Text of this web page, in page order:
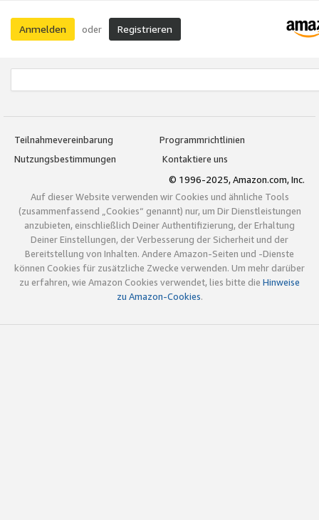
Anmelden oder Registrieren
Teilnahmevereinbarung
Programmrichtlinien
Nutzungsbestimmungen
Kontaktiere uns
© 1996-2025, Amazon.com, Inc.
Auf dieser Website verwenden wir Cookies und ähnliche Tools
(zusammenfassend „Cookies“ genannt) nur, um Dir Dienstleistungen
anzubieten, einschließlich Deiner Authentifizierung, der Erhaltung
Deiner Einstellungen, der Verbesserung der Sicherheit und der
Bereitstellung von Inhalten. Andere Amazon-Seiten und -Dienste
können Cookies für zusätzliche Zwecke verwenden. Um mehr darüber
zu erfahren, wie Amazon Cookies verwendet, lies bitte die Hinweise
zu Amazon-Cookies.